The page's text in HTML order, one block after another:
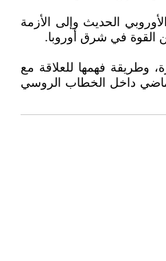
الحديث وإلى الأزمة
القوة في شرق أوروبا.
وطريقة فهمها للعلاقة مع
الماضي داخل الخطاب الروسي